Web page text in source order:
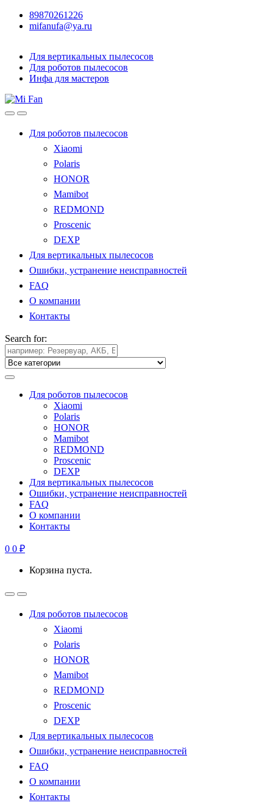
89870261226
mifanufa@ya.ru
Для вертикальных пылесосов
Для роботов пылесосов
Инфа для мастеров
Для роботов пылесосов
Xiaomi
Polaris
HONOR
Mamibot
REDMOND
Proscenic
DEXP
Для вертикальных пылесосов
Ошибки, устранение неисправностей
FAQ
О компании
Контакты
Search for:
Для роботов пылесосов
Xiaomi
Polaris
HONOR
Mamibot
REDMOND
Proscenic
DEXP
Для вертикальных пылесосов
Ошибки, устранение неисправностей
FAQ
О компании
Контакты
0 0 ₽
Корзина пуста.
Для роботов пылесосов
Xiaomi
Polaris
HONOR
Mamibot
REDMOND
Proscenic
DEXP
Для вертикальных пылесосов
Ошибки, устранение неисправностей
FAQ
О компании
Контакты